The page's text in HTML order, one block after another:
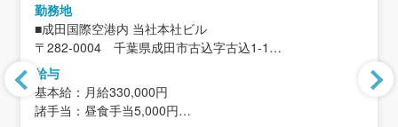
勤務地
■成田国際空港内 当社本社ビル
〒282-0004 千葉県成田市古込字古込1-1
成田国際空港第2旅客ターミナルビル北附属棟1階
＜アクセス＞
成田スカイアクセス線・京成本線・JR線「空港第2ビル
駅」改札口より徒歩約5分
給与
基本給：月給330,000円
諸手当：昼食手当5,000円